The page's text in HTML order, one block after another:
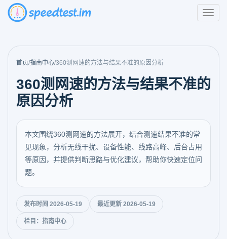
首页/指南中心/360测网速的方法与结果不准的原因分析
360测网速的方法与结果不准的
原因分析
本文围绕360测网速的方法展开，结合测速结果不准的常
见现象，分析无线干扰、设备性能、线路高峰、后台占用
等原因，并提供判断思路与优化建议，帮助你快速定位问
题。
发布时间 2026-05-19 最近更新 2026-05-19
栏目：指南中心